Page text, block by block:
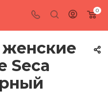
0
Seca